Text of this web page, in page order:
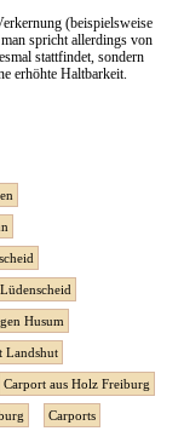
(beispielsweise
spricht allerdings von
stattfindet, sondern
erhöhte Haltbarkeit.
Husum
Landshut
Carport aus Holz Freiburg
Carports